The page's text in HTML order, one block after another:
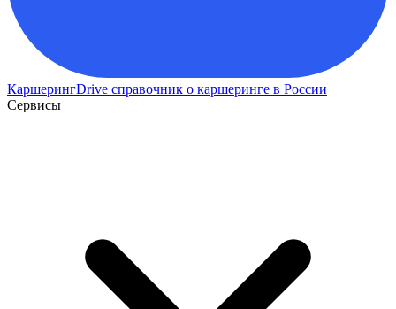
КаршерингDrive справочник о каршеринге в России
Сервисы